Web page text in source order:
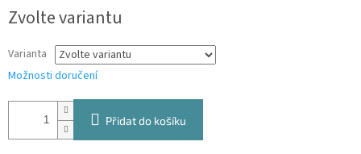
cena:
Zvolte variantu
Varianta
Možnosti doručení
Přidat do košíku